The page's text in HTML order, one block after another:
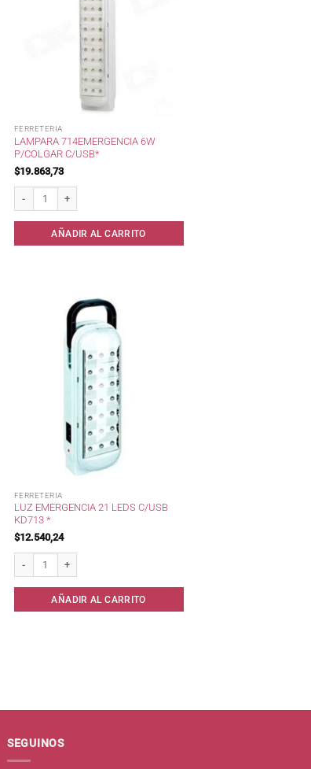
FERRETERIA
LAMPARA 714EMERGENCIA 6W
P/COLGAR C/USB*
$19.863,73
Lampara 714Emergencia 6W p/Colgar c/USB* cantidad
AÑADIR AL CARRITO
FERRETERIA
LUZ EMERGENCIA 21 LEDS C/USB
KD713 *
$12.540,24
Luz Emergencia 21 Leds c/USB KD713 * cantidad
AÑADIR AL CARRITO
SEGUINOS